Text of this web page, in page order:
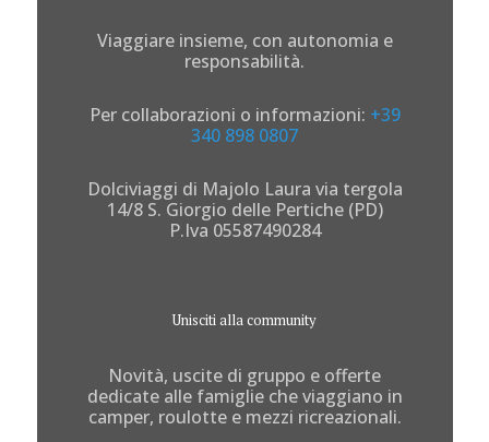
Viaggiare insieme, con autonomia e
responsabilità.
Per collaborazioni o informazioni: +39
340 898 0807
Dolciviaggi di Majolo Laura via tergola
14/8 S. Giorgio delle Pertiche (PD)
P.Iva 05587490284
Unisciti alla community
Novità, uscite di gruppo e offerte
dedicate alle famiglie che viaggiano in
camper, roulotte e mezzi ricreazionali.